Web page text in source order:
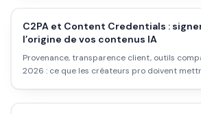
C2PA et Content Credentials :
l’origine de vos contenus IA
Provenance, transparence client, outils
2026 : ce que les créateurs pro doivent